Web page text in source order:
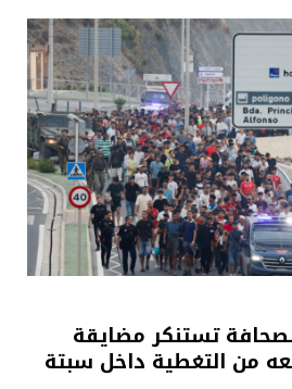
تستنكر مضايقة
من التغطية داخل سبتة